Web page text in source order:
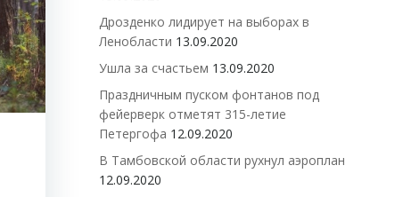
Дрозденко лидирует на выборах в
Ленобласти 13.09.2020
Ушла за счастьем 13.09.2020
Праздничным пуском фонтанов под
фейерверк отметят 315-летие
Петергофа 12.09.2020
В Тамбовской области рухнул аэроплан
12.09.2020